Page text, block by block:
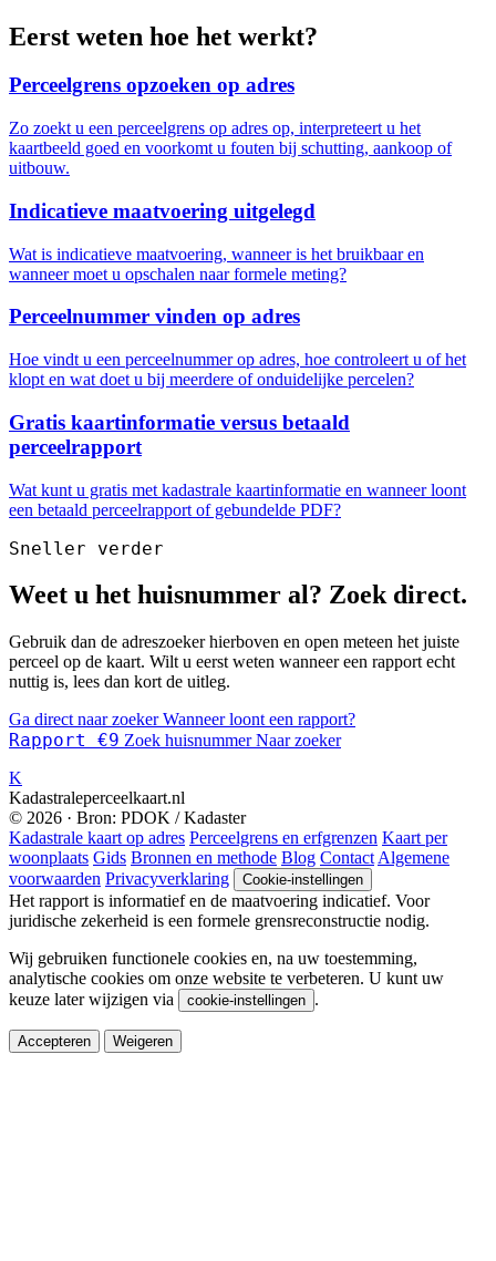
Eerst weten hoe het werkt?
Perceelgrens opzoeken op adres
Zo zoekt u een perceelgrens op adres op, interpreteert u het
kaartbeeld goed en voorkomt u fouten bij schutting, aankoop of
uitbouw.
Indicatieve maatvoering uitgelegd
Wat is indicatieve maatvoering, wanneer is het bruikbaar en
wanneer moet u opschalen naar formele meting?
Perceelnummer vinden op adres
Hoe vindt u een perceelnummer op adres, hoe controleert u of het
klopt en wat doet u bij meerdere of onduidelijke percelen?
Gratis kaartinformatie versus betaald
perceelrapport
Wat kunt u gratis met kadastrale kaartinformatie en wanneer loont
een betaald perceelrapport of gebundelde PDF?
Sneller verder
Weet u het huisnummer al? Zoek direct.
Gebruik dan de adreszoeker hierboven en open meteen het juiste
perceel op de kaart. Wilt u eerst weten wanneer een rapport echt
nuttig is, lees dan kort de uitleg.
Ga direct naar zoekerWanneer loont een rapport?
Rapport €9 Zoek huisnummer Naar zoeker
K
Kadastraleperceelkaart.nl
© 2026 · Bron: PDOK / Kadaster
Kadastrale kaart op adres Perceelgrens en erfgrenzen Kaart per
woonplaats Gids Bronnen en methode Blog Contact Algemene
voorwaarden Privacyverklaring Cookie-instellingen
Het rapport is informatief en de maatvoering indicatief. Voor
juridische zekerheid is een formele grensreconstructie nodig.
Wij gebruiken functionele cookies en, na uw toestemming,
analytische cookies om onze website te verbeteren. U kunt uw
keuze later wijzigen via
cookie-instellingen .
Accepteren Weigeren